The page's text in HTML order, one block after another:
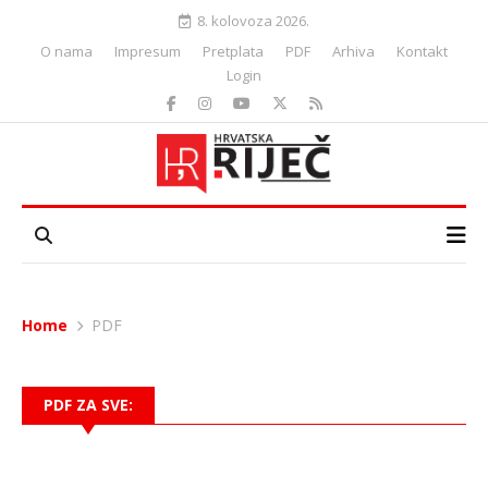
8. kolovoza 2026.
O nama
Impresum Pretplata PDF Arhiva
Kontakt
Login
Home PDF
PDF ZA SVE: